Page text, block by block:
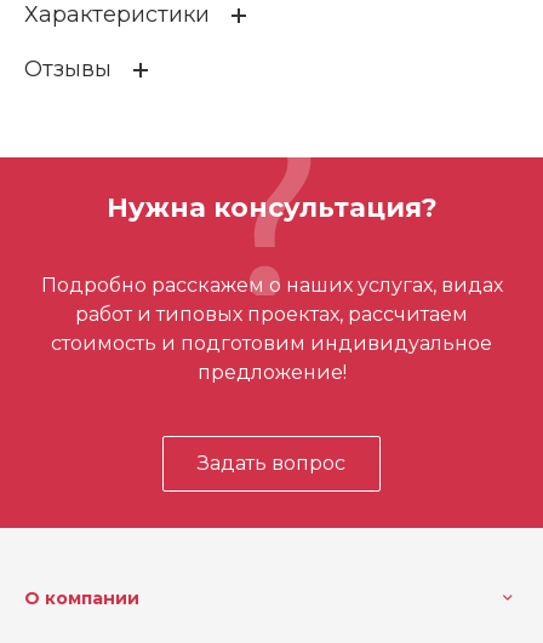
Характеристики
Бренд
Отзывы
Отзывов ещё нет – ваш может стать
первым
Нужна консультация?
Подробно расскажем о наших услугах, видах
работ и типовых проектах, рассчитаем
стоимость и подготовим индивидуальное
предложение!
Задать вопрос
О компании